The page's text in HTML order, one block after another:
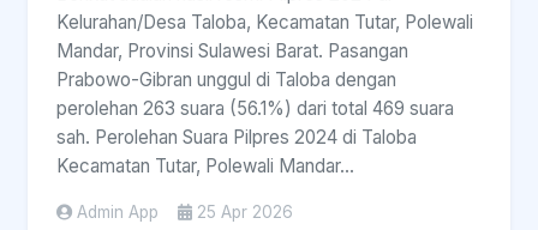
Kelurahan/Desa Taloba, Kecamatan Tutar, Polewali
Mandar, Provinsi Sulawesi Barat. Pasangan
Prabowo-Gibran unggul di Taloba dengan
perolehan 263 suara (56.1%) dari total 469 suara
sah. Perolehan Suara Pilpres 2024 di Taloba
Kecamatan Tutar, Polewali Mandar...
Admin App 25 Apr 2026